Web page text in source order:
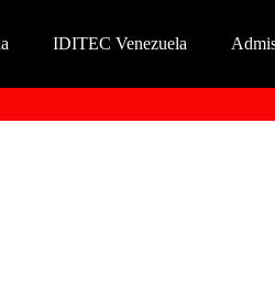
IDITEC Venezuela